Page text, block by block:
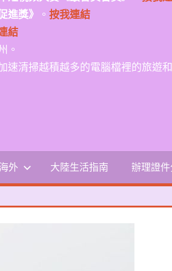
進獎》
。 按我連結
結
。
清掃越積越多的電腦檔裡的旅遊
外 大陸生活指南 辦理證